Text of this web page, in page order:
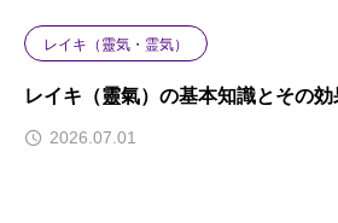
レイキ（靈気・霊気）
レイキ（靈氣）の基本知識とその効
2026.07.01